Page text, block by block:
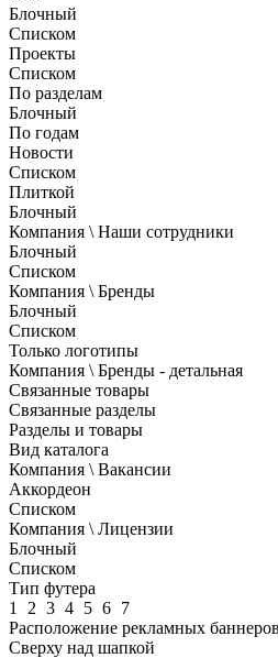
Блочный
Списком
Проекты
Списком
По разделам
Блочный
По годам
Новости
Списком
Плиткой
Блочный
Компания \ Наши сотрудники
Блочный
Списком
Компания \ Бренды
Блочный
Списком
Только логотипы
Компания \ Бренды - детальная
Связанные товары
Связанные разделы
Разделы и товары
Вид каталога
Компания \ Вакансии
Аккордеон
Списком
Компания \ Лицензии
Блочный
Списком
Тип футера
1
2 3 4 5 6 7
Расположение рекламных баннеров
Сверху над шапкой